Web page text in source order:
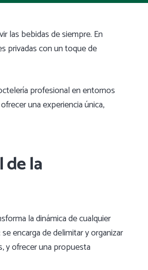
las bebidas de siempre. En
privadas con un toque de
profesional en entornos
una experiencia única,
la
la dinámica de cualquier
encarga de delimitar y organizar
y ofrecer una propuesta